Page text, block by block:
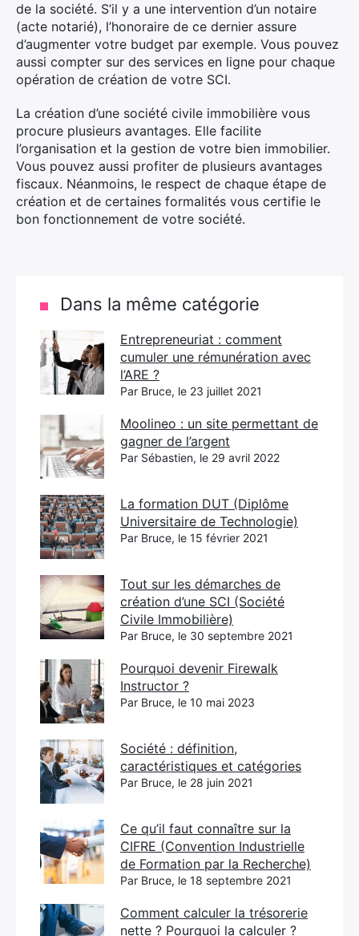
de la société. S’il y a une intervention d’un notaire
(acte notarié), l’honoraire de ce dernier assure
d’augmenter votre budget par exemple. Vous pouvez
aussi compter sur des services en ligne pour chaque
opération de création de votre SCI.
La création d’une société civile immobilière vous
procure plusieurs avantages. Elle facilite
l’organisation et la gestion de votre bien immobilier.
Vous pouvez aussi profiter de plusieurs avantages
fiscaux. Néanmoins, le respect de chaque étape de
création et de certaines formalités vous certifie le
bon fonctionnement de votre société.
Dans la même catégorie
Entrepreneuriat : comment
cumuler une rémunération avec
l’ARE ?
Par Bruce, le 23 juillet 2021
Moolineo : un site permettant de
gagner de l’argent
Par Sébastien, le 29 avril 2022
La formation DUT (Diplôme
Universitaire de Technologie)
Par Bruce, le 15 février 2021
Tout sur les démarches de
création d’une SCI (Société
Civile Immobilière)
Par Bruce, le 30 septembre 2021
Pourquoi devenir Firewalk
Instructor ?
Par Bruce, le 10 mai 2023
Société : définition,
caractéristiques et catégories
Par Bruce, le 28 juin 2021
Ce qu’il faut connaître sur la
CIFRE (Convention Industrielle
de Formation par la Recherche)
Par Bruce, le 18 septembre 2021
Comment calculer la trésorerie
nette ? Pourquoi la calculer ?